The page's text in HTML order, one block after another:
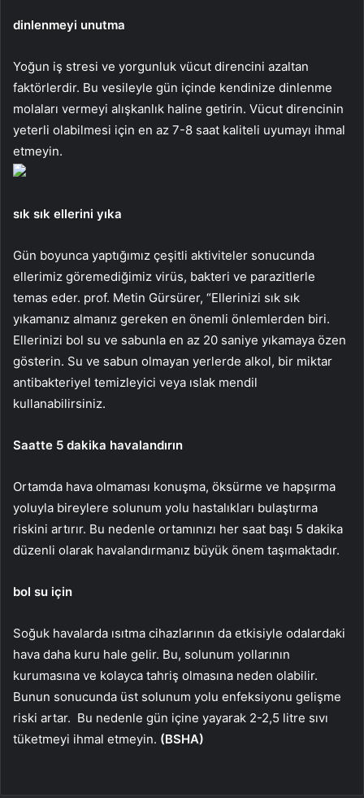
dinlenmeyi unutma
Yoğun iş stresi ve yorgunluk vücut direncini azaltan
faktörlerdir. Bu vesileyle gün içinde kendinize dinlenme
molaları vermeyi alışkanlık haline getirin. Vücut direncinin
yeterli olabilmesi için en az 7-8 saat kaliteli uyumayı ihmal
etmeyin.
sık sık ellerini yıka
Gün boyunca yaptığımız çeşitli aktiviteler sonucunda
ellerimiz göremediğimiz virüs, bakteri ve parazitlerle
temas eder. prof. Metin Gürsürer, “Ellerinizi sık sık
yıkamanız almanız gereken en önemli önlemlerden biri.
Ellerinizi bol su ve sabunla en az 20 saniye yıkamaya özen
gösterin. Su ve sabun olmayan yerlerde alkol, bir miktar
antibakteriyel temizleyici veya ıslak mendil
kullanabilirsiniz.
Saatte 5 dakika havalandırın
Ortamda hava olmaması konuşma, öksürme ve hapşırma
yoluyla bireylere solunum yolu hastalıkları bulaştırma
riskini artırır. Bu nedenle ortamınızı her saat başı 5 dakika
düzenli olarak havalandırmanız büyük önem taşımaktadır.
bol su için
Soğuk havalarda ısıtma cihazlarının da etkisiyle odalardaki
hava daha kuru hale gelir. Bu, solunum yollarının
kurumasına ve kolayca tahriş olmasına neden olabilir.
Bunun sonucunda üst solunum yolu enfeksiyonu gelişme
riski artar. Bu nedenle gün içine yayarak 2-2,5 litre sıvı
tüketmeyi ihmal etmeyin. (BSHA)